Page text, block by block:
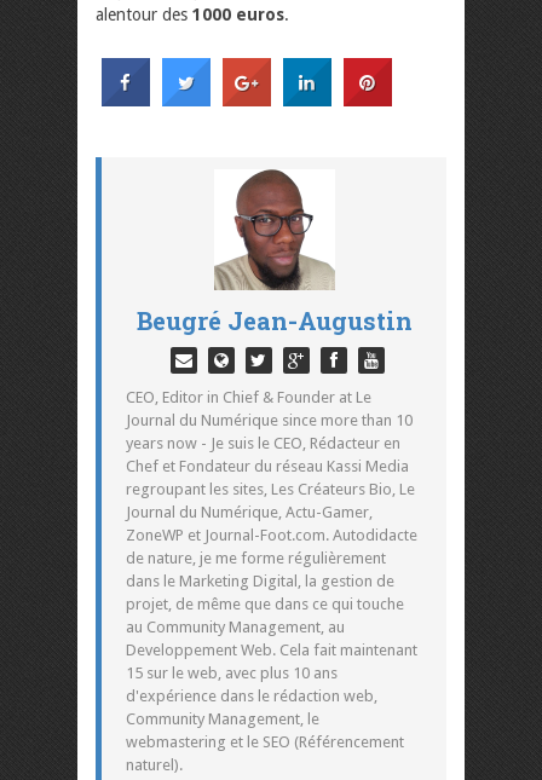
alentour des 1000 euros.
Beugré Jean-Augustin
CEO, Editor in Chief & Founder at Le
Journal du Numérique since more than 10
years now - Je suis le CEO, Rédacteur en
Chef et Fondateur du réseau Kassi Media
regroupant les sites, Les Créateurs Bio, Le
Journal du Numérique, Actu-Gamer,
ZoneWP et Journal-Foot.com. Autodidacte
de nature, je me forme régulièrement
dans le Marketing Digital, la gestion de
projet, de même que dans ce qui touche
au Community Management, au
Developpement Web. Cela fait maintenant
15 sur le web, avec plus 10 ans
d'expérience dans le rédaction web,
Community Management, le
webmastering et le SEO (Référencement
naturel).